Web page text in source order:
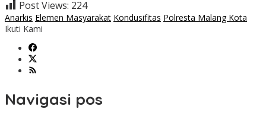
Post Views: 224
Anarkis Elemen Masyarakat Kondusifitas Polresta Malang Kota
Ikuti Kami
Navigasi pos